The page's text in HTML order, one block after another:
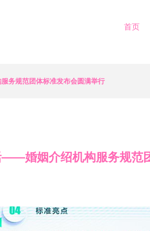
首页
务规范团体标准发布会圆满举行
婚姻介绍机构服务规范